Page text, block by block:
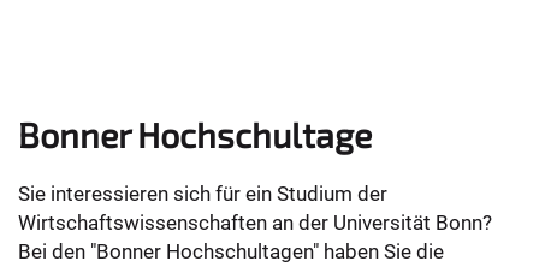
Bonner Hochschultage
Sie interessieren sich für ein Studium der
Wirtschaftswissenschaften an der Universität Bonn?
Bei den "Bonner Hochschultagen" haben Sie die